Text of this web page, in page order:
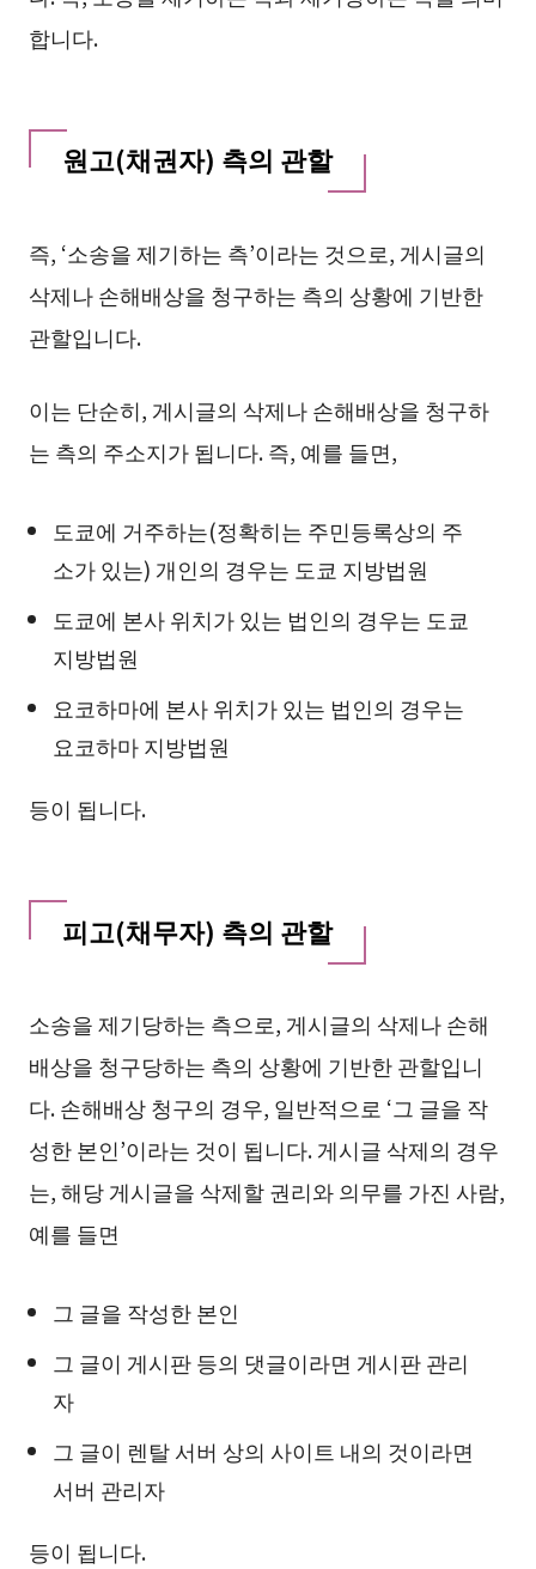
합니다.
원고(채권자) 측의 관할
즉, ‘소송을 제기하는 측’이라는 것으로, 게시글의
삭제나 손해배상을 청구하는 측의 상황에 기반한
관할입니다.
이는 단순히, 게시글의 삭제나 손해배상을 청구하
는 측의 주소지가 됩니다. 즉, 예를 들면,
도쿄에 거주하는(정확히는 주민등록상의 주
소가 있는) 개인의 경우는 도쿄 지방법원
도쿄에 본사 위치가 있는 법인의 경우는 도쿄
지방법원
요코하마에 본사 위치가 있는 법인의 경우는
요코하마 지방법원
등이 됩니다.
피고(채무자) 측의 관할
소송을 제기당하는 측으로, 게시글의 삭제나 손해
배상을 청구당하는 측의 상황에 기반한 관할입니
다. 손해배상 청구의 경우, 일반적으로 ‘그 글을 작
성한 본인’이라는 것이 됩니다. 게시글 삭제의 경우
는, 해당 게시글을 삭제할 권리와 의무를 가진 사람,
예를 들면
그 글을 작성한 본인
그 글이 게시판 등의 댓글이라면 게시판 관리
자
그 글이 렌탈 서버 상의 사이트 내의 것이라면
서버 관리자
등이 됩니다.